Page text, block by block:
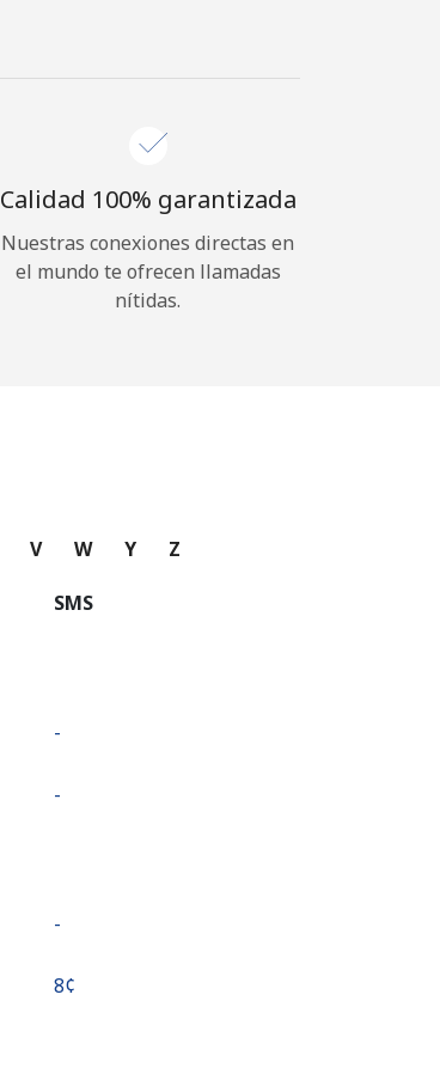
Calidad 100% garantizada
Nuestras conexiones directas en
el mundo te ofrecen llamadas
nítidas.
V W Y Z
SMS
-
-
-
⁦8¢⁩